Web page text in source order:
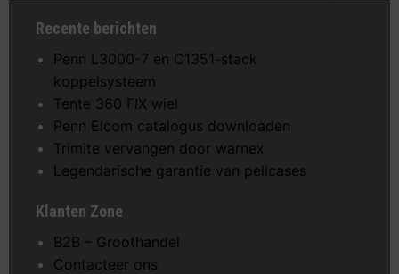
Recente berichten
Penn L3000-7 en C1351-stack
koppelsysteem
Tente 360 FIX wiel
Penn Elcom catalogus downloaden
Trimite vervangen door warnex
Legendarische garantie van pelicases
Klanten Zone
B2B – Groothandel
Contacteer ons